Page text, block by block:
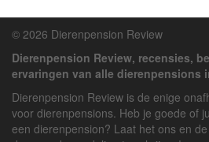
© 2026 Dierenpension Review
Dierenpension Review, recensies,
ervaringen van alle dierenpensions
Dierenpension Review is de enige
voor dierenpensions. Heb je goede of
een dierenpension? Laat het ons en